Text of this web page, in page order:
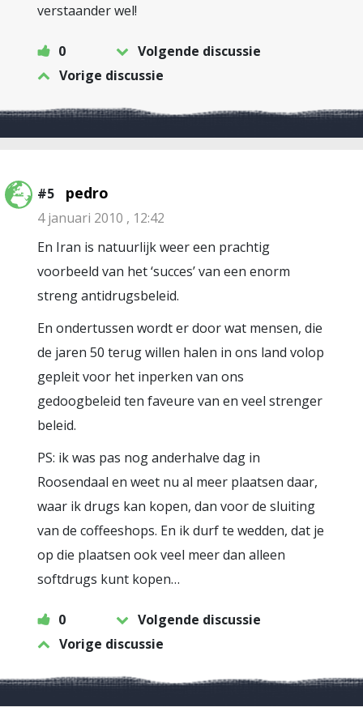
verstaander wel!
0
Volgende discussie
Vorige discussie
#5 pedro
4 januari 2010 , 12:42
En Iran is natuurlijk weer een prachtig
voorbeeld van het ‘succes’ van een enorm
streng antidrugsbeleid.
En ondertussen wordt er door wat mensen, die
de jaren 50 terug willen halen in ons land volop
gepleit voor het inperken van ons
gedoogbeleid ten faveure van en veel strenger
beleid.
PS: ik was pas nog anderhalve dag in
Roosendaal en weet nu al meer plaatsen daar,
waar ik drugs kan kopen, dan voor de sluiting
van de coffeeshops. En ik durf te wedden, dat je
op die plaatsen ook veel meer dan alleen
softdrugs kunt kopen…
0
Volgende discussie
Vorige discussie